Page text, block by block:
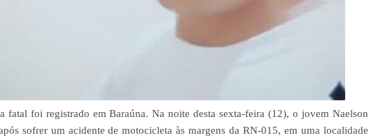
fatal foi registrado em Baraúna. Na noite desta sexta-feira (12), o jovem Naelson
sofrer um acidente de motocicleta às margens da RN-015, em uma localidade